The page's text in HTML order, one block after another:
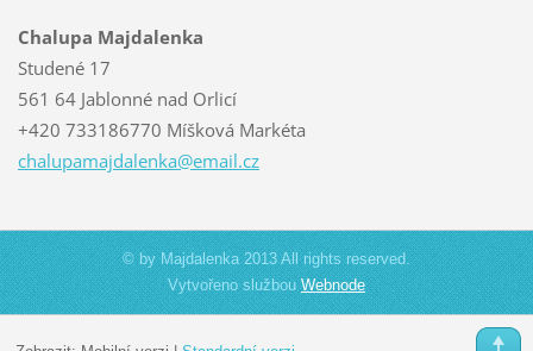
Chalupa Majdalenka
Studené 17
561 64 Jablonné nad Orlicí
+420 733186770 Míšková Markéta
chalupamajdalenka@email.cz
© by Majdalenka 2013 All rights reserved.
Vytvořeno službouWebnode